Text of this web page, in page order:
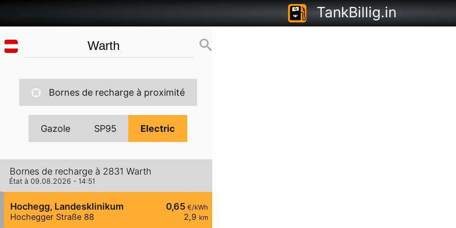
TankBillig.in
Bornes de recharge à proximité
Gazole SP95 Electric
Bornes de recharge à 2831 Warth
État à 09.08.2026 - 14:51
0,65€/kWh
2,9 km
Hochegg, Landesklinikum
Hochegger Straße 88